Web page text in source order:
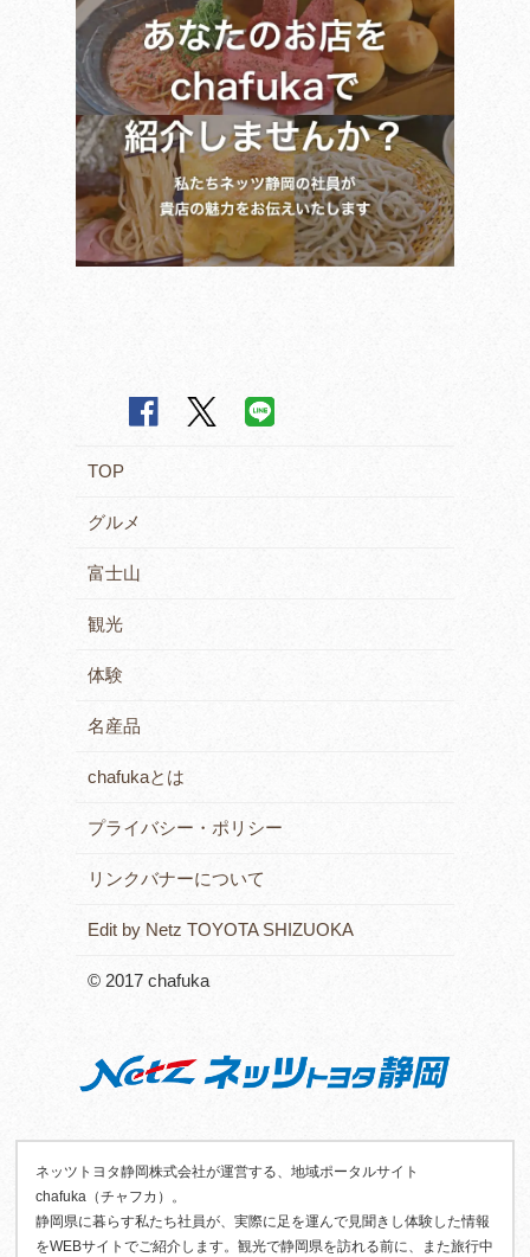
TOP
グルメ
富士山
観光
体験
名産品
chafukaとは
プライバシー・ポリシー
リンクバナーについて
Edit by Netz TOYOTA SHIZUOKA
© 2017 chafuka
ネッツトヨタ静岡株式会社が運営する、地域ポータルサイト
chafuka（チャフカ）。
静岡県に暮らす私たち社員が、実際に足を運んで見聞きし体験した情報
をWEBサイトでご紹介します。観光で静岡県を訪れる前に、また旅行中